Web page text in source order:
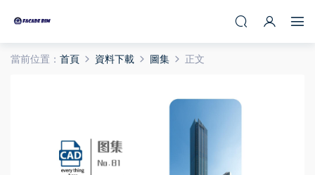
當前位置： 首頁 資料下載 圖集 正文